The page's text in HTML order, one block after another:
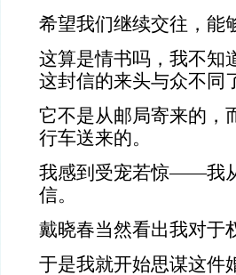
希望我们继续交往，能
这算是情书吗，我不知
这封信的来头与众不同
它不是从邮局寄来的，
行车送来的。
我感到受宠若惊——我
信。
戴晓春当然看出我对于
于是我就开始思谋这件